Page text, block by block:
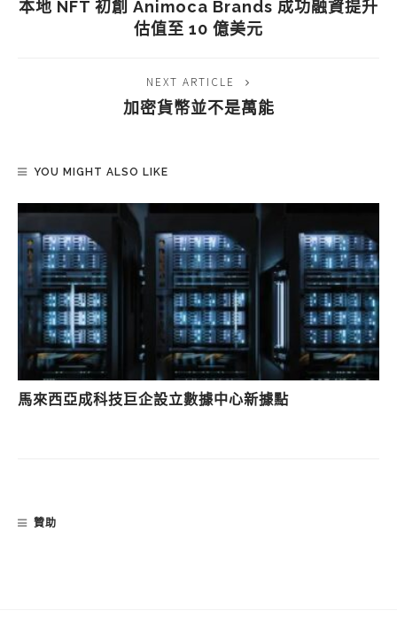
本地 NFT 初創 Animoca Brands 成功融資提升
估值至 10 億美元
NEXT ARTICLE
加密貨幣並不是萬能
YOU MIGHT ALSO LIKE
馬來西亞成科技巨企設立數據中心新據點
贊助